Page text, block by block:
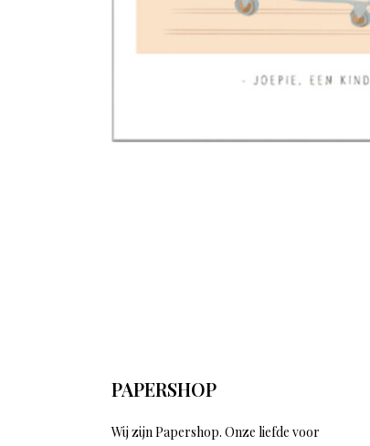
PAPERSHOP
Wij zijn Papershop. Onze liefde voor